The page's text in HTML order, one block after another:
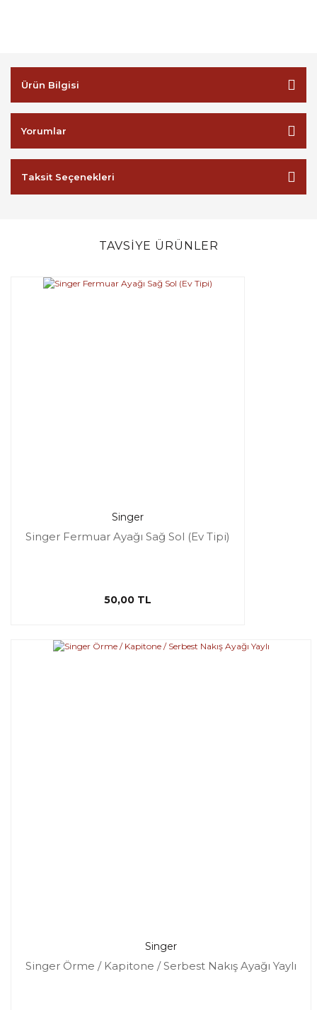
Ürün Bilgisi
Yorumlar
Taksit Seçenekleri
TAVSİYE ÜRÜNLER
Singer
Singer Fermuar Ayağı Sağ Sol (Ev Tipi)
50,00 TL
Singer
Singer Örme / Kapitone / Serbest Nakış Ayağı Yaylı